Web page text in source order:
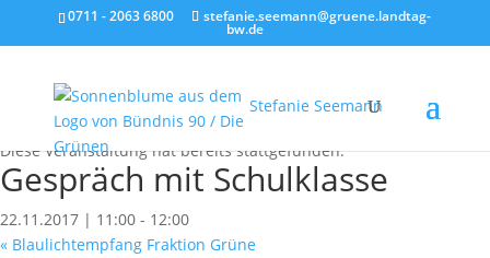
0711 - 2063 6800 stefanie.seemann@gruene.landtag-
bw.de
Stefanie Seemann
« Alle Veranstaltungen
Diese Veranstaltung hat bereits stattgefunden.
Gespräch mit Schulklasse
22.11.2017 | 11:00 - 12:00
« Blaulichtempfang Fraktion Grüne